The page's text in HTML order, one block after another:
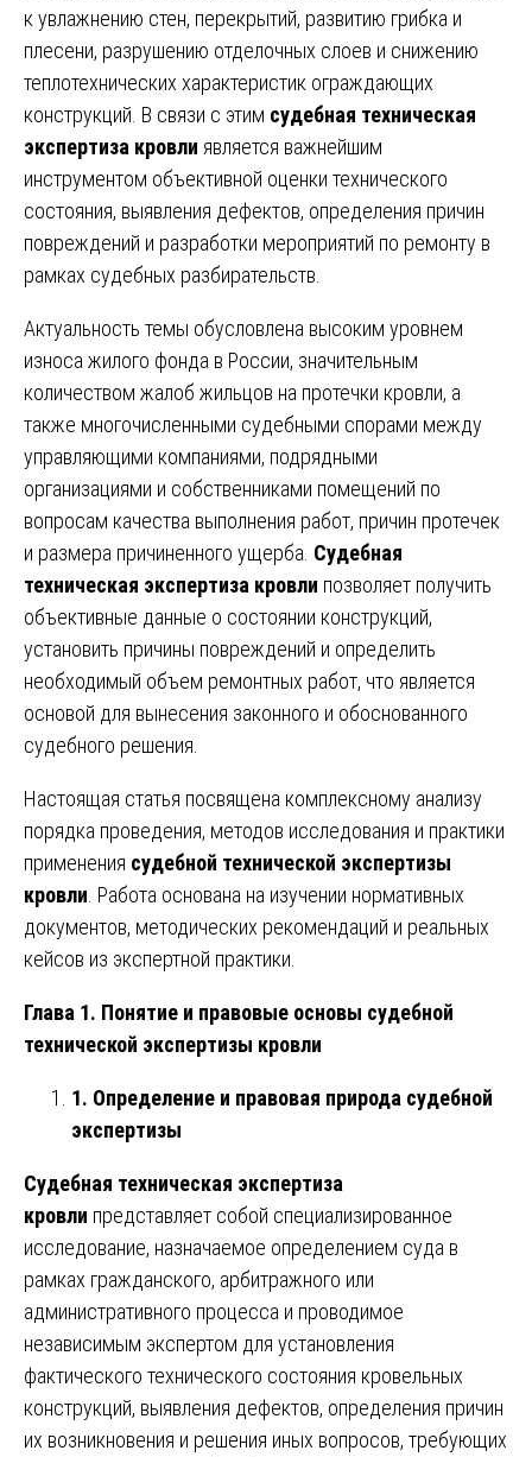
к увлажнению стен, перекрытий, развитию грибка и
плесени, разрушению отделочных слоев и снижению
теплотехнических характеристик ограждающих
конструкций. В связи с этим судебная техническая
экспертиза кровли является важнейшим
инструментом объективной оценки технического
состояния, выявления дефектов, определения причин
повреждений и разработки мероприятий по ремонту в
рамках судебных разбирательств.
Актуальность темы обусловлена высоким уровнем
износа жилого фонда в России, значительным
количеством жалоб жильцов на протечки кровли, а
также многочисленными судебными спорами между
управляющими компаниями, подрядными
организациями и собственниками помещений по
вопросам качества выполнения работ, причин протечек
и размера причиненного ущерба. Судебная
техническая экспертиза кровли позволяет получить
объективные данные о состоянии конструкций,
установить причины повреждений и определить
необходимый объем ремонтных работ, что является
основой для вынесения законного и обоснованного
судебного решения.
Настоящая статья посвящена комплексному анализу
порядка проведения, методов исследования и практики
применения судебной технической экспертизы
кровли . Работа основана на изучении нормативных
документов, методических рекомендаций и реальных
кейсов из экспертной практики.
Глава 1. Понятие и правовые основы судебной
технической экспертизы кровли
1. Определение и правовая природа судебной
экспертизы
Судебная техническая экспертиза
кровли представляет собой специализированное
исследование, назначаемое определением суда в
рамках гражданского, арбитражного или
административного процесса и проводимое
независимым экспертом для установления
фактического технического состояния кровельных
конструкций, выявления дефектов, определения причин
их возникновения и решения иных вопросов, требующих